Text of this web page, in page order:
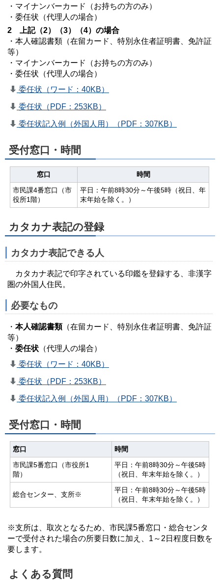
・マイナンバーカード（お持ちの方のみ）
・委任状（代理人の場合）
2 上記（2）（3）（4）の場合
・本人確認書類（在留カード、特別永住者証明書、免許証
等）
・マイナンバーカード（お持ちの方のみ）
・委任状（代理人の場合）
委任状（ワード：40KB）
委任状（PDF：253KB）
委任状記入例（外国人用）（PDF：307KB）
受付窓口・時間
窓口 時間
市民課4番窓口（市
役所1階）
平日：午前8時30分～午後5時（祝日、年
末年始を除く。）
カタカナ表記の登録
カタカナ表記できる人
カタカナ表記で印字されている印鑑を登録する、非漢字
圏の外国人住民。
必要なもの
・ 本人確認書類（在留カード、特別永住者証明書、免許証
等）
・ 委任状 （代理人の場合）
委任状（ワード：40KB）
委任状（PDF：253KB）
委任状記入例（外国人用）（PDF：307KB）
受付窓口・時間
窓口 時間
市民課5番窓口（市役所1
階）
平日：午前8時30分～午後5時
（祝日、年末年始を除く。）
総合センター、支所※
平日：午前8時30分～午後5時
（祝日、年末年始を除く。）
※支所は、取次となるため、市民課5番窓口・総合センタ
ーで受付された場合の所要日数に加え、1～2日程度日数を
要します。
よくある質問